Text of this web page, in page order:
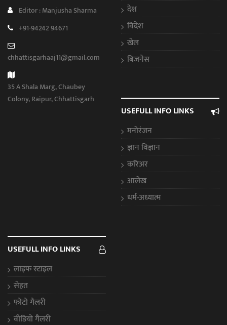
Editor : Manjusha Sharma
+91-94242 94671
chhattisgarhaaj11@gmail.com
35 A Shala Marg, Chaubey
Colony, Raipur, Chhattisgarh
देश
विदेश
खेल
बिजनेस
USEFULL INFO LINKS
मनोरंजन
ज्ञान विज्ञान
करिअर
आलेख
धर्म-अध्यात्म
USEFULL INFO LINKS
लाइफ स्टाइल
सेहत
फोटो गैलरी
वीडियो गैलरी